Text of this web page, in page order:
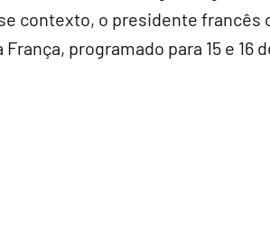
contexto, o presidente francês
França, programado para 15 e 16